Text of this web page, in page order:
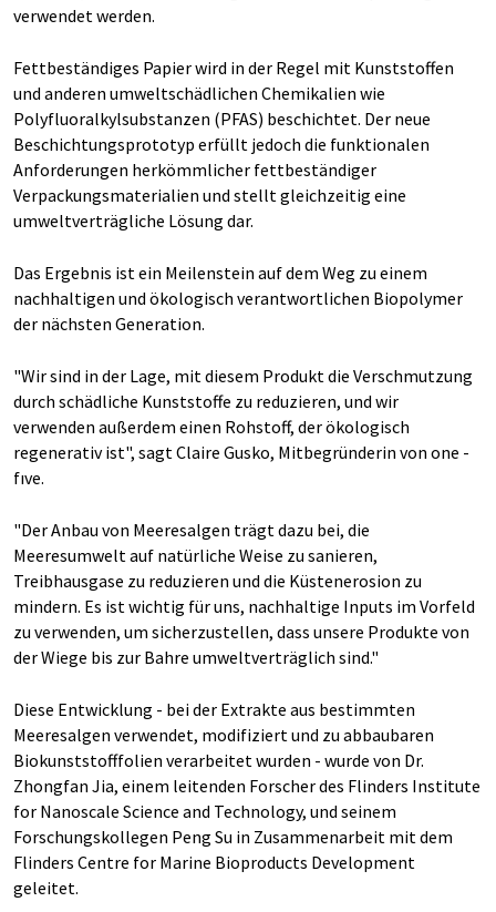
verwendet werden.
Fettbeständiges Papier wird in der Regel mit Kunststoffen
und anderen umweltschädlichen Chemikalien wie
Polyfluoralkylsubstanzen (PFAS) beschichtet. Der neue
Beschichtungsprototyp erfüllt jedoch die funktionalen
Anforderungen herkömmlicher fettbeständiger
Verpackungsmaterialien und stellt gleichzeitig eine
umweltverträgliche Lösung dar.
Das Ergebnis ist ein Meilenstein auf dem Weg zu einem
nachhaltigen und ökologisch verantwortlichen Biopolymer
der nächsten Generation.
"Wir sind in der Lage, mit diesem Produkt die Verschmutzung
durch schädliche Kunststoffe zu reduzieren, und wir
verwenden außerdem einen Rohstoff, der ökologisch
regenerativ ist", sagt Claire Gusko, Mitbegründerin von one -
fıve.
"Der Anbau von Meeresalgen trägt dazu bei, die
Meeresumwelt auf natürliche Weise zu sanieren,
Treibhausgase zu reduzieren und die Küstenerosion zu
mindern. Es ist wichtig für uns, nachhaltige Inputs im Vorfeld
zu verwenden, um sicherzustellen, dass unsere Produkte von
der Wiege bis zur Bahre umweltverträglich sind."
Diese Entwicklung - bei der Extrakte aus bestimmten
Meeresalgen verwendet, modifiziert und zu abbaubaren
Biokunststofffolien verarbeitet wurden - wurde von Dr.
Zhongfan Jia, einem leitenden Forscher des Flinders Institute
for Nanoscale Science and Technology, und seinem
Forschungskollegen Peng Su in Zusammenarbeit mit dem
Flinders Centre for Marine Bioproducts Development
geleitet.